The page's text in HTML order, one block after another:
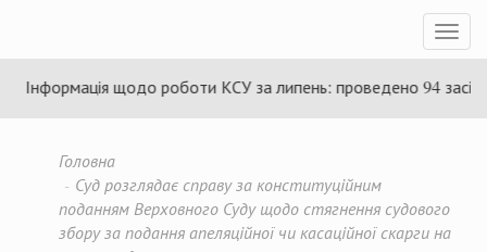
Toggle
щодо роботи КСУ за липень: проведено 94 засідання
Головна
Суд розглядає справу за конституційним
поданням Верховного Суду щодо стягнення судового
збору за подання апеляційної чи касаційної скарги на